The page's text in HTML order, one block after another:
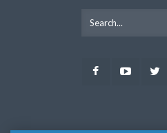
Facebook